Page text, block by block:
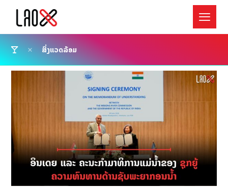
ສິ່ງແວດລ້ອມ